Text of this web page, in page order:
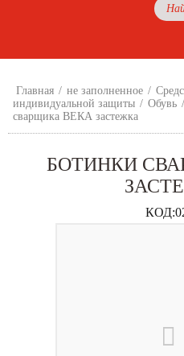
Главная / не заполненное /
индивидуальной защиты / Обувь /
сварщика ВЕКА застежка
БОТИНКИ
КОД: